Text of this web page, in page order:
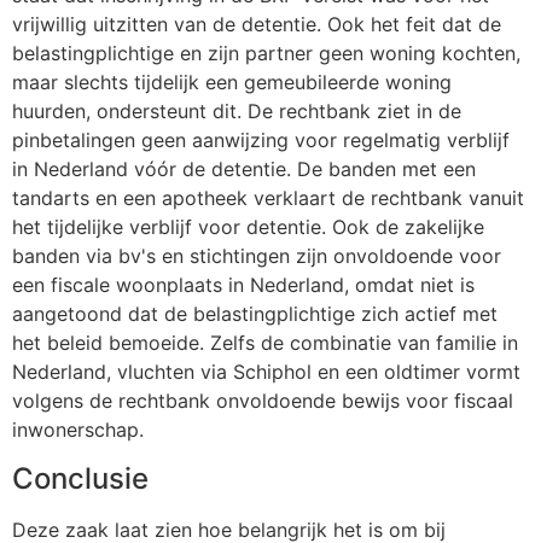
vrijwillig uitzitten van de detentie. Ook het feit dat de
belastingplichtige en zijn partner geen woning kochten,
maar slechts tijdelijk een gemeubileerde woning
huurden, ondersteunt dit. De rechtbank ziet in de
pinbetalingen geen aanwijzing voor regelmatig verblijf
in Nederland vóór de detentie. De banden met een
tandarts en een apotheek verklaart de rechtbank vanuit
het tijdelijke verblijf voor detentie. Ook de zakelijke
banden via bv's en stichtingen zijn onvoldoende voor
een fiscale woonplaats in Nederland, omdat niet is
aangetoond dat de belastingplichtige zich actief met
het beleid bemoeide. Zelfs de combinatie van familie in
Nederland, vluchten via Schiphol en een oldtimer vormt
volgens de rechtbank onvoldoende bewijs voor fiscaal
inwonerschap.
Conclusie
Deze zaak laat zien hoe belangrijk het is om bij